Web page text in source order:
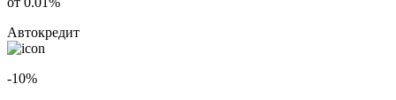
Автокредит
-10%